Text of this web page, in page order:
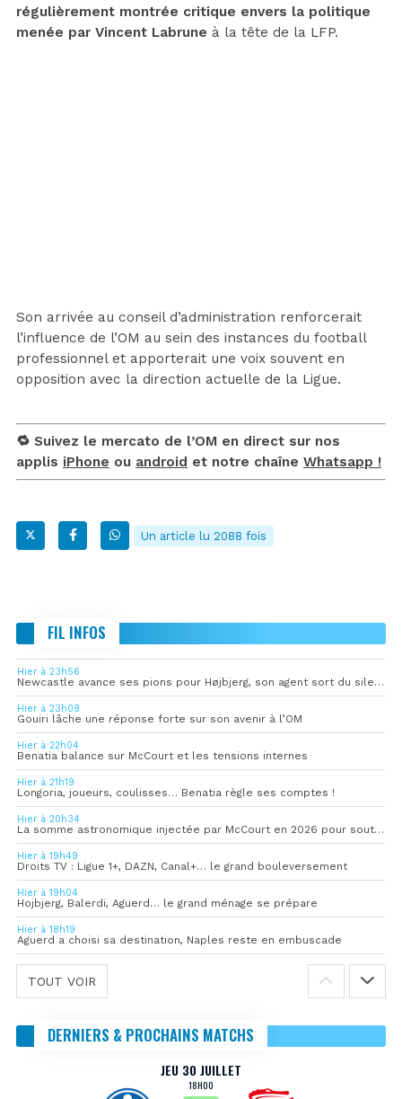
régulièrement montrée critique envers la politique
menée par Vincent Labrune à la tête de la LFP.
Son arrivée au conseil d’administration renforcerait
l’influence de l’OM au sein des instances du football
professionnel et apporterait une voix souvent en
opposition avec la direction actuelle de la Ligue.
🔁 Suivez le mercato de l’OM en direct sur nos
applis iPhone ou android et notre chaîne Whatsapp !
Un article lu 2088 fois
FIL INFOS
Hier à 23h56
Newcastle avance ses pions pour Højbjerg, son agent sort du silence
Hier à 23h09
Gouiri lâche une réponse forte sur son avenir à l’OM
Hier à 22h04
Benatia balance sur McCourt et les tensions internes
Hier à 21h19
Longoria, joueurs, coulisses… Benatia règle ses comptes !
Hier à 20h34
La somme astronomique injectée par McCourt en 2026 pour soutenir l’OM
Hier à 19h49
Droits TV : Ligue 1+, DAZN, Canal+… le grand bouleversement
Hier à 19h04
Hojbjerg, Balerdi, Aguerd… le grand ménage se prépare
Hier à 18h19
Aguerd a choisi sa destination, Naples reste en embuscade
TOUT VOIR
DERNIERS & PROCHAINS MATCHS
JEU 30 JUILLET
18H00